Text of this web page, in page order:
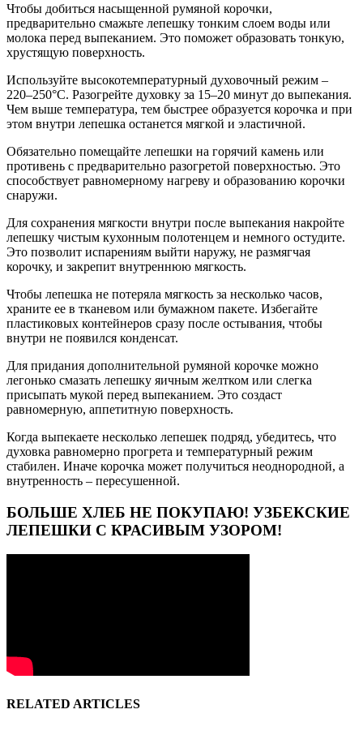
Чтобы добиться насыщенной румяной корочки,
предварительно смажьте лепешку тонким слоем воды или
молока перед выпеканием. Это поможет образовать тонкую,
хрустящую поверхность.
Используйте высокотемпературный духовочный режим –
220–250°C. Разогрейте духовку за 15–20 минут до выпекания.
Чем выше температура, тем быстрее образуется корочка и при
этом внутри лепешка останется мягкой и эластичной.
Обязательно помещайте лепешки на горячий камень или
противень с предварительно разогретой поверхностью. Это
способствует равномерному нагреву и образованию корочки
снаружи.
Для сохранения мягкости внутри после выпекания накройте
лепешку чистым кухонным полотенцем и немного остудите.
Это позволит испарениям выйти наружу, не размягчая
корочку, и закрепит внутреннюю мягкость.
Чтобы лепешка не потеряла мягкость за несколько часов,
храните ее в тканевом или бумажном пакете. Избегайте
пластиковых контейнеров сразу после остывания, чтобы
внутри не появился конденсат.
Для придания дополнительной румяной корочке можно
легонько смазать лепешку яичным желтком или слегка
присыпать мукой перед выпеканием. Это создаст
равномерную, аппетитную поверхность.
Когда выпекаете несколько лепешек подряд, убедитесь, что
духовка равномерно прогрета и температурный режим
стабилен. Иначе корочка может получиться неоднородной, а
внутренность – пересушенной.
БОЛЬШЕ ХЛЕБ НЕ ПОКУПАЮ! УЗБЕКСКИЕ
ЛЕПЕШКИ С КРАСИВЫМ УЗОРОМ!
RELATED ARTICLES